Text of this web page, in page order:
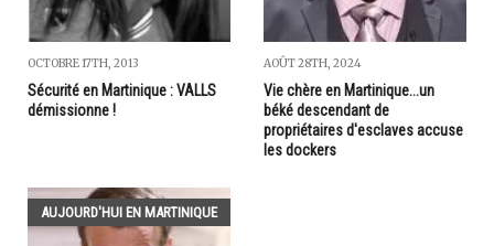
OCTOBRE 17TH, 2013
Sécurité en Martinique : VALLS
démissionne !
AOÛT 28TH, 2024
Vie chère en Martinique...un
béké descendant de
propriétaires d'esclaves accuse
les dockers
AUJOURD'HUI EN MARTINIQUE